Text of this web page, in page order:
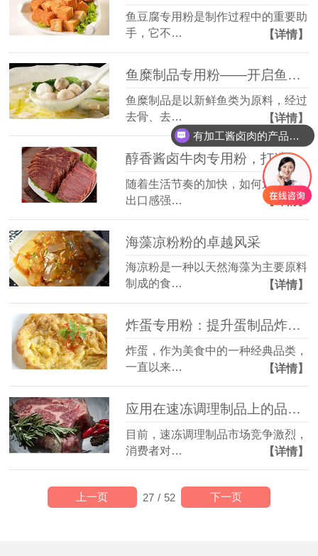
鱼豆腐专用粉是制作过程中的重要助
手，它不…
【详情】
鱼糜制品专用粉——开启鱼糜制品新时代的钥匙
鱼糜制品是以新鲜鱼类为原料，经过
去骨、去…
【详情】
醇香酱卤牛肉专用粉，打造经典美味
随着生活节奏的加快，如何迅速制作
出口感强…
【详情】
海藻凉粉粉的卓越风采
海凉粉是一种以天然海藻为主要原料
制成的食…
【详情】
炸蛋专用粉：提升蛋制品炸制工艺的技术创新
炸蛋，作为美食中的一种经典品类，
一直以来…
【详情】
应用在速冻调理制品上的品质提升专用粉
目前，速冻调理制品市场竞争激烈，
消费者对…
【详情】
27 / 52
上一页 下一页